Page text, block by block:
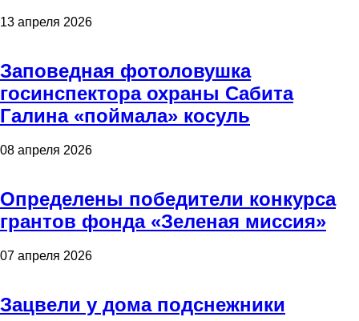
13 апреля 2026
Заповедная фотоловушка
госинспектора охраны Сабита
Галина «поймала» косуль
08 апреля 2026
Определены победители конкурса
грантов фонда «Зеленая миссия»
07 апреля 2026
Зацвели у дома подснежники